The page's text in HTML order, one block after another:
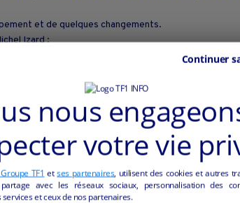
et de quelques changements.
Izard :
le 1er Mars 2020, malheureusement juste avant
:
être votre place dans le développement du
présenter plus complètement la vente du Moulin de
nous
votre vie
TF1 etses partenaires, utilisent des cookies et autres
partage avec les réseaux sociaux, personnalisation des
et ceux de nos partenaires.
Continuer